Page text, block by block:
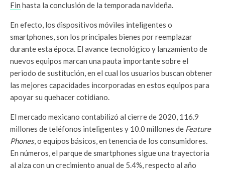
Fin hasta la conclusión de la temporada navideña.
En efecto, los dispositivos móviles inteligentes o
smartphones, son los principales bienes por reemplazar
durante esta época. El avance tecnológico y lanzamiento de
nuevos equipos marcan una pauta importante sobre el
periodo de sustitución, en el cual los usuarios buscan obtener
las mejores capacidades incorporadas en estos equipos para
apoyar su quehacer cotidiano.
El mercado mexicano contabilizó al cierre de 2020, 116.9
millones de teléfonos inteligentes y 10.0 millones de Feature
Phones, o equipos básicos, en tenencia de los consumidores.
En números, el parque de smartphones sigue una trayectoria
al alza con un crecimiento anual de 5.4%, respecto al año